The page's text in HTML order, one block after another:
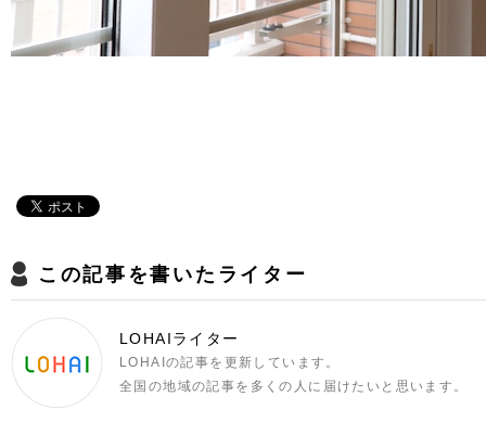
この記事を書いたライター
LOHAIライター
LOHAIの記事を更新しています。
全国の地域の記事を多くの人に届けたいと思います。